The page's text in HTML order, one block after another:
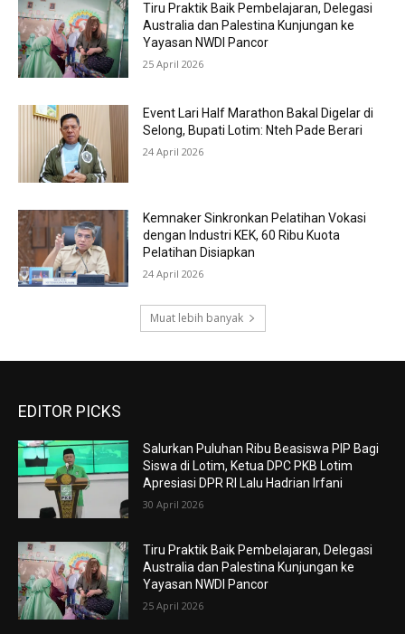
Tiru Praktik Baik Pembelajaran, Delegasi
Australia dan Palestina Kunjungan ke
Yayasan NWDI Pancor
25 April 2026
Event Lari Half Marathon Bakal Digelar di
Selong, Bupati Lotim: Nteh Pade Berari
24 April 2026
Kemnaker Sinkronkan Pelatihan Vokasi
dengan Industri KEK, 60 Ribu Kuota
Pelatihan Disiapkan
24 April 2026
Muat lebih banyak
EDITOR PICKS
Salurkan Puluhan Ribu Beasiswa PIP Bagi
Siswa di Lotim, Ketua DPC PKB Lotim
Apresiasi DPR RI Lalu Hadrian Irfani
30 April 2026
Tiru Praktik Baik Pembelajaran, Delegasi
Australia dan Palestina Kunjungan ke
Yayasan NWDI Pancor
25 April 2026